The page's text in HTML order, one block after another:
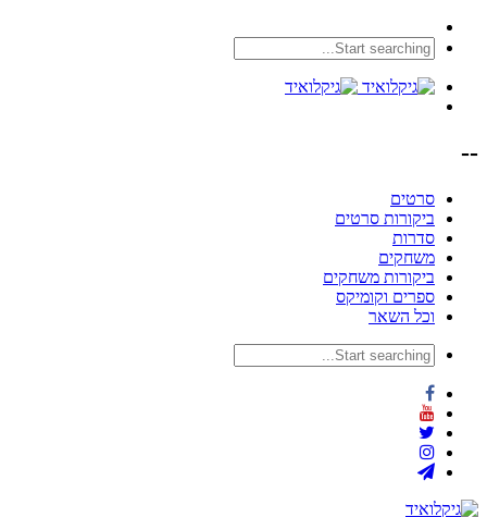
--
סרטים
ביקורות סרטים
סדרות
משחקים
ביקורות משחקים
ספרים וקומיקס
וכל השאר